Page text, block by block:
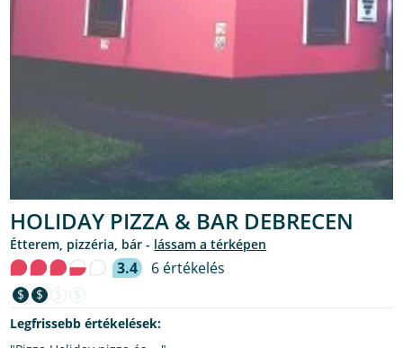
HOLIDAY PIZZA & BAR DEBRECEN
étterem, pizzéria, bár - lássam a térképen
3.4 6 értékelés
$ $
Legfrissebb értékelések: